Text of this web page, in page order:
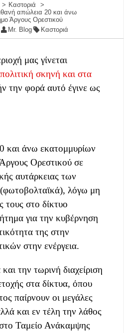
Καστοριά
απώλεια 20 και άνω
Άργους Ορεστικού
Mr. Blog Καστοριά
μας γίνεται
σκηνή και στα
την φορά αυτό έγινε ως
και άνω εκατομμυρίων
Ορεστικού σε
αυτάρκειας των
λόγω μη
τους στο δίκτυο
για την κυβέρνηση
της στην
στην ενέργεια.
την τωρινή διαχείριση
στα δίκτυα, όπου
παίρνουν οι μεγάλες
και εν τέλη την λάθος
Ταμείο Ανάκαμψης